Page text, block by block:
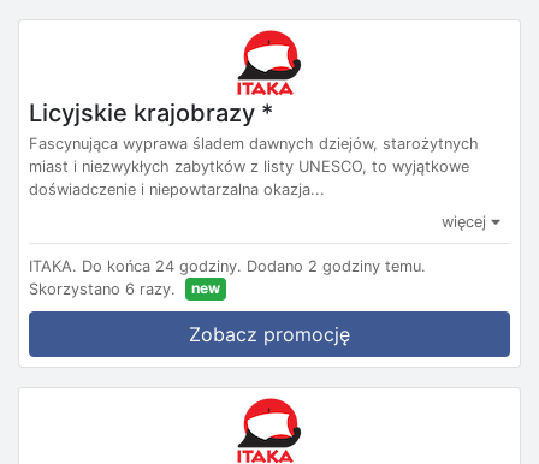
Licyjskie krajobrazy *
Fascynująca wyprawa śladem dawnych dziejów, starożytnych
miast i niezwykłych zabytków z listy UNESCO, to wyjątkowe
doświadczenie i niepowtarzalna okazja...
więcej
ITAKA. Do końca 24 godziny. Dodano 2 godziny temu.
Skorzystano 6 razy.
new
Zobacz promocję